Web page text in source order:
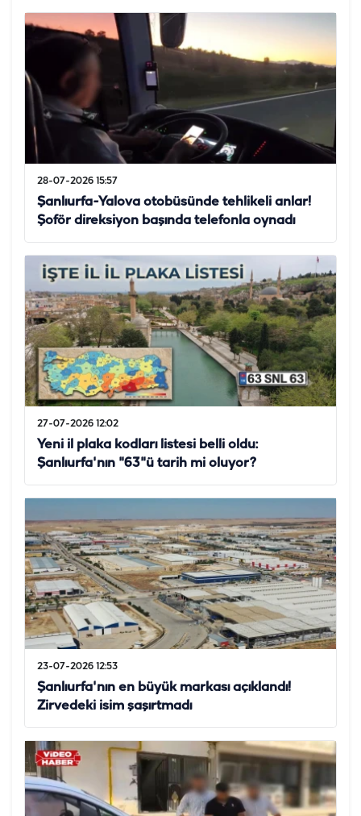
28-07-2026 15:57
Şanlıurfa-Yalova otobüsünde tehlikeli anlar!
Şoför direksiyon başında telefonla oynadı
27-07-2026 12:02
Yeni il plaka kodları listesi belli oldu:
Şanlıurfa'nın "63"ü tarih mi oluyor?
23-07-2026 12:53
Şanlıurfa'nın en büyük markası açıklandı!
Zirvedeki isim şaşırtmadı